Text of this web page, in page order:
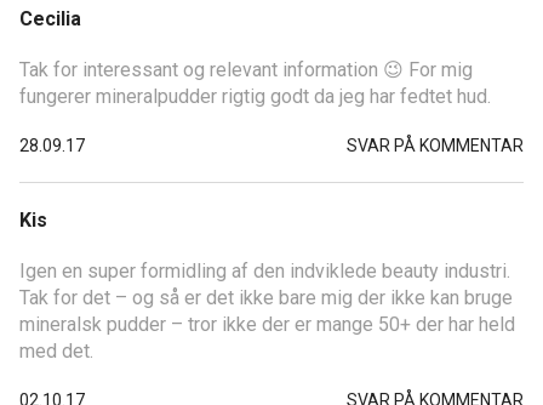
Cecilia
Tak for interessant og relevant information 😉 For mig
fungerer mineralpudder rigtig godt da jeg har fedtet hud.
28.09.17 SVAR PÅ KOMMENTAR
Kis
Igen en super formidling af den indviklede beauty industri.
Tak for det – og så er det ikke bare mig der ikke kan bruge
mineralsk pudder – tror ikke der er mange 50+ der har held
med det.
02.10.17 SVAR PÅ KOMMENTAR